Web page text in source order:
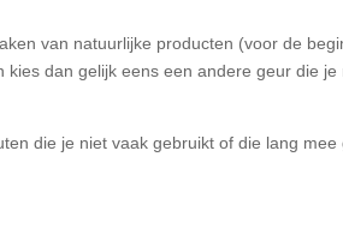
van natuurlijke producten (voor de
dan gelijk eens een andere geur die je
die je niet vaak gebruikt of die lang